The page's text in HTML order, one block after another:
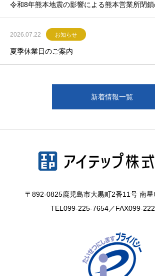
令和8年熊本地震の影響による熊本営業所閉
2026.07.22 お知らせ
夏季休業日のご案内
新着情報一覧
〒892-0825鹿児島市大黒町2番11号 南
TEL 099-225-7654／FAX099-